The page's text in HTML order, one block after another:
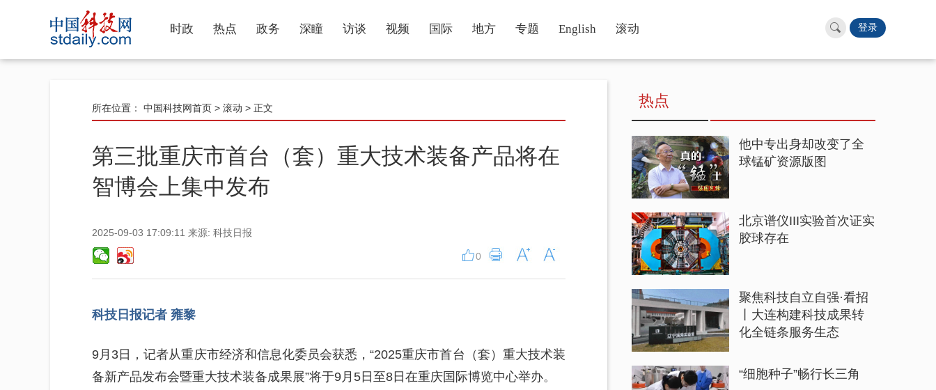
时政 热点 政务 深瞳 访谈 视频 国际 地方 专题 English 滚动 登录
所在位置： 中国科技网首页 > 滚动 > 正文
第三批重庆市首台（套）重大技术装备产品将在
智博会上集中发布
2025-09-03 17:09:11 来源: 科技日报
0
科技日报记者 雍黎
9月3日，记者从重庆市经济和信息化委员会获悉，“2025重庆市首台（套）重大技术装
备新产品发布会暨重大技术装备成果展”将于9月5日至8日在重庆国际博览中心举办。
热点
他中专出身却改变了全
球锰矿资源版图
北京谱仪III实验首次证实
胶球存在
聚焦科技自立自强·看招
丨大连构建科技成果转
化全链条服务生态
“细胞种子”畅行长三角